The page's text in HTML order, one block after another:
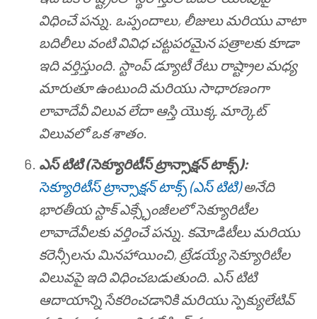
విధించే పన్ను. ఒప్పందాలు, లీజులు మరియు వాటా
బదిలీలు వంటి వివిధ చట్టపరమైన పత్రాలకు కూడా
ఇది వర్తిస్తుంది. స్టాంప్ డ్యూటీ రేటు రాష్ట్రాల మధ్య
మారుతూ ఉంటుంది మరియు సాధారణంగా
లావాదేవీ విలువ లేదా ఆస్తి యొక్క మార్కెట్
విలువలో ఒక శాతం.
ఎస్ టిటి (సెక్యూరిటీస్ ట్రాన్సాక్షన్ టాక్స్):
సెక్యూరిటీస్ ట్రాన్సాక్షన్ టాక్స్ (ఎస్ టిటి)అనేది
భారతీయ స్టాక్ ఎక్స్ఛేంజీలలో సెక్యూరిటీల
లావాదేవీలకు వర్తించే పన్ను. కమోడిటీలు మరియు
కరెన్సీలను మినహాయించి, ట్రేడయ్యే సెక్యూరిటీల
విలువపై ఇది విధించబడుతుంది. ఎస్ టిటి
ఆదాయాన్ని సేకరించడానికి మరియు స్పెక్యులేటివ్